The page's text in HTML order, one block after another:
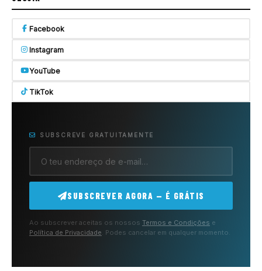
Facebook
Instagram
YouTube
TikTok
SUBSCREVE GRATUITAMENTE
SUBSCREVER AGORA — É GRÁTIS
Ao subscrever aceitas os nossos Termos e Condições e
Política de Privacidade. Podes cancelar em qualquer momento.